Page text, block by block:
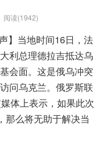
阅读(1942)
】当地时间16日，法
利总理德拉吉抵达乌
会面。这是俄乌冲突
问乌克兰。俄罗斯联
体上表示，如果此次
那么将无助于解决当